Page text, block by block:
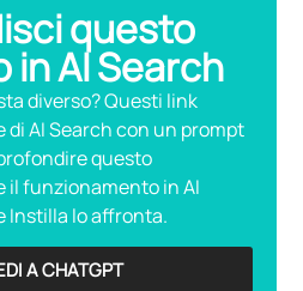
questo
AI Search
diverso? Questi link
AI Search con un prompt
questo
il funzionamento in AI
Instilla lo affronta.
A CHATGPT